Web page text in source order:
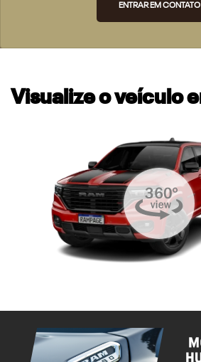
ENTRAR EM CONTATO
Visualize o veículo